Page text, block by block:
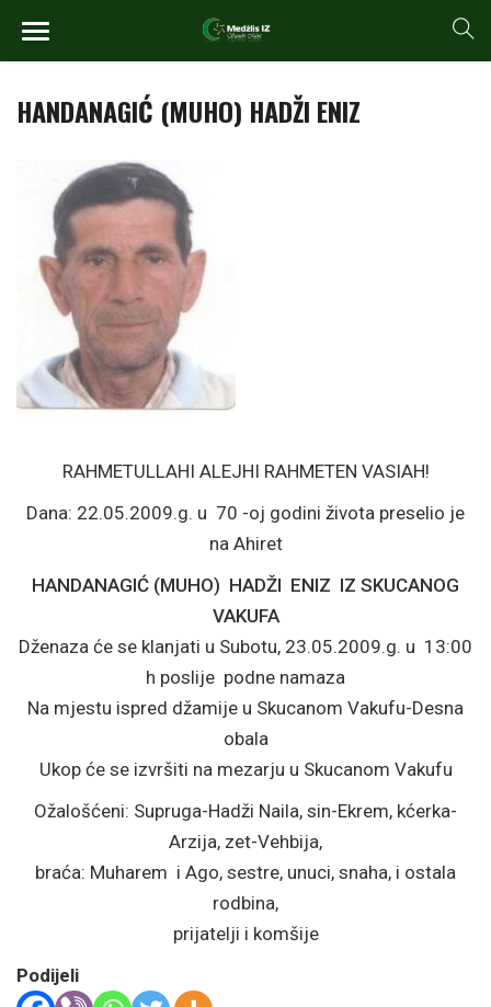
HANDANAGIĆ (MUHO) HADŽI ENIZ
RAHMETULLAHI ALEJHI RAHMETEN VASIAH!
Dana: 22.05.2009.g. u 70 -oj godini života preselio je
na Ahiret
HANDANAGIĆ (MUHO) HADŽI ENIZ IZ SKUCANOG
VAKUFA
Dženaza će se klanjati u Subotu, 23.05.2009.g. u 13:00
h poslije podne namaza
Na mjestu ispred džamije u Skucanom Vakufu-Desna
obala
Ukop će se izvršiti na mezarju u Skucanom Vakufu
Ožalošćeni: Supruga-Hadži Naila, sin-Ekrem, kćerka-
Arzija, zet-Vehbija,
braća: Muharem i Ago, sestre, unuci, snaha, i ostala
rodbina,
prijatelji i komšije
Podijeli